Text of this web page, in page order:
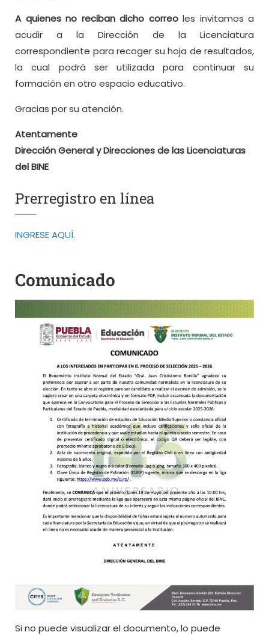
A quienes no reciban dicho correoles invitamos a
acudir a la Dirección de la Licenciatura
correspondiente para recoger su hoja de resultados,
la cual podrá ser utilizada para continuar su
formación en otro espacio educativo.
Gracias por su atención.
Atentamente
Dirección General y Direcciones de las Licenciaturas
del BINE
Prerregistro en línea
INGRESE AQUÍ.
Comunicado
Si no puede visualizar el documento, lo puede